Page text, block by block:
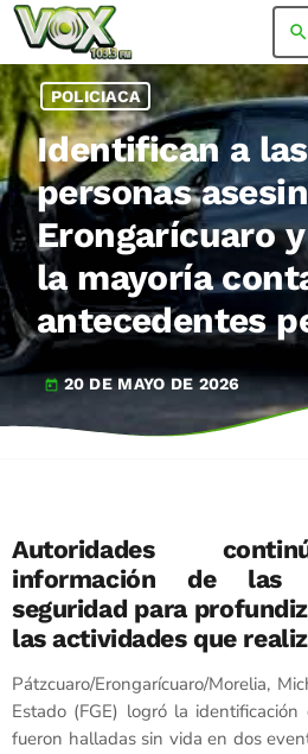
search
POLICIACA
Identifican a
personas
Erongarícuaro
la mayoría
antecedentes
today 20 DE MAYO DE 2026
Autoridades
información de las
seguridad para
las actividades que
Pátzcuaro/Erongarícuaro/Morelia,
Estado (FGE) logró la
fueron halladas sin vida en dos